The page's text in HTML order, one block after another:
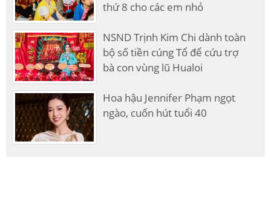
thứ 8 cho các em nhỏ
NSND Trịnh Kim Chi dành toàn
bộ số tiền cúng Tổ để cứu trợ
bà con vùng lũ Hualoi
Hoa hậu Jennifer Phạm ngọt
ngào, cuốn hút tuổi 40